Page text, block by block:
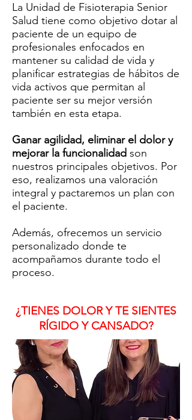
La Unidad de Fisioterapia Senior
Salud tiene como objetivo dotar al
paciente de un equipo de
profesionales enfocados en
mantener su calidad de vida y
planificar estrategias de hábitos de
vida activos que permitan al
paciente ser su mejor versión
también en esta etapa.
Ganar agilidad, eliminar el dolor y
mejorar la funcionalidad son
nuestros principales objetivos. Por
eso, realizamos una valoración
integral y pactaremos un plan con
el paciente.
Además, ofrecemos un servicio
personalizado donde te
acompañamos durante todo el
proceso.
¿TIENES DOLOR Y TE SIENTES
RÍGIDO Y CANSADO?